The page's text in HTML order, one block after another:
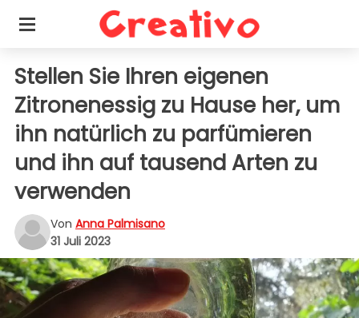
Stellen Sie Ihren eigenen
Zitronenessig zu Hause her, um
ihn natürlich zu parfümieren
und ihn auf tausend Arten zu
verwenden
Von Anna Palmisano
31 Juli 2023